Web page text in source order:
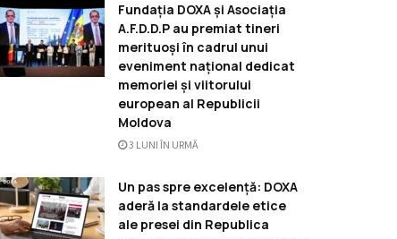
Fundația DOXA și Asociația
A.F.D.D.P au premiat tineri
merituoși în cadrul unui
eveniment național dedicat
memoriei și viitorului
european al Republicii
Moldova
3 LUNI ÎN URMĂ
Un pas spre excelență: DOXA
aderă la standardele etice
ale presei din Republica